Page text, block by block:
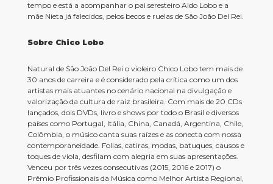
tempo e está a acompanhar o pai seresteiro Aldo Lobo e a
mãe Nieta já falecidos, pelos becos e ruelas de São João Del Rei.
Sobre Chico Lobo
Natural de São João Del Rei o violeiro Chico Lobo tem mais de
30 anos de carreira e é considerado pela crítica como um dos
artistas mais atuantes no cenário nacional na divulgação e
valorização da cultura de raiz brasileira. Com mais de 20 CDs
lançados, dois DVDs, livro e shows por todo o Brasil e diversos
países como Portugal, Itália, China, Canadá, Argentina, Chile,
Colômbia, o músico canta suas raízes e as conecta com nossa
contemporaneidade. Folias, catiras, modas, batuques, causos e
toques de viola, desfilam com alegria em suas apresentações.
Venceu por três vezes consecutivas (2015, 2016 e 2017) o
Prêmio Profissionais da Música como Melhor Artista Regional,